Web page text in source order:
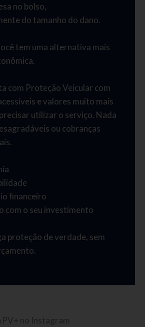
no bolso,
do tamanho do dano.
tem uma alternativa mais
com Proteção Veicular com
e valores muito mais
utilizar o serviço. Nada
ou cobranças
financeiro
com o seu investimento
proteção de verdade, sem
no Instagram